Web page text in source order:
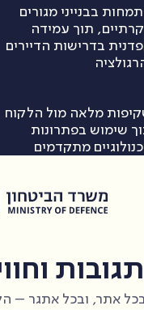
בבנייני מגורים
תוך עמידה
בדרישות הדיירים
מלאה מול הלקוח
שימוש בפתרונות
מתקדמים
תגובות
אתר, ובכל אתגר –